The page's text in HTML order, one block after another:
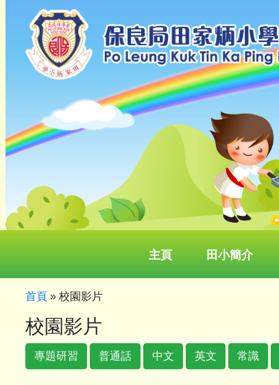
主頁 田小簡介
首頁 » 校園影片
校園影片
專題研習 普通話 中文 英文 常識